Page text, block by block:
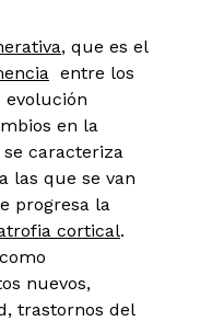
, que es el
entre los
evolución
en la
caracteriza
las que se van
progresa la
cortical.
nuevos,
trastornos del